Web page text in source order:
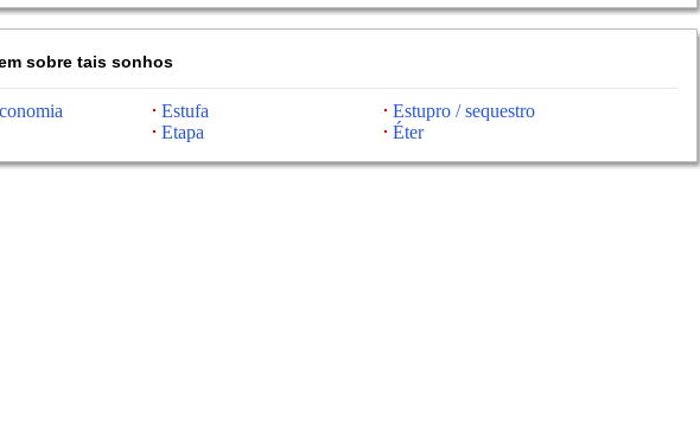
sobre tais sonhos
Estufa
Estupro / sequestro
Etapa Éter